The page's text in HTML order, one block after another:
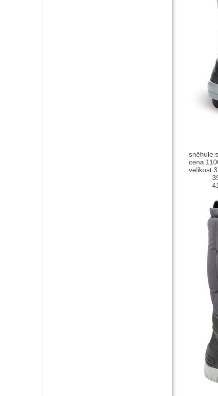
sněhule
cena
velikost
39-
41-